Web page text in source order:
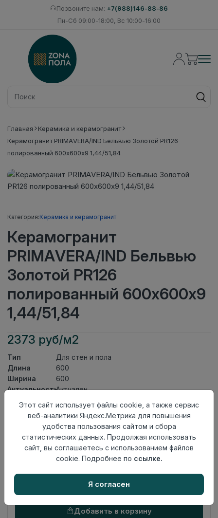
Позвоните нам: +7(988)146-88-86
Пн-Сб 09:00-18:00, Вс 10:00-16:00
Главная
Керамика и керамогранит
Керамогранит PRIMAVERA/IND Бельвью Золотой PR126
полированный 600х600х9 1,44/51,84
Категория:Керамика и керамогранит
Керамогранит
PRIMAVERA/IND Бельвью
Золотой PR126
полированный 600х600х9
1,44/51,84
2373 руб/м2
Тип
Для стен и пола
Длина
600
Ширина
600
АктуальностьАктуален
Керамогранит
Поверхность
происхождения
Индия
комплекта
Осталось146 шт
Добавить в корзину
Этот сайт использует файлы cookie, а также сервис
веб-аналитики Яндекс.Метрика для повышения
удобства пользования сайтом и сбора
статистических данных. Продолжая использовать
сайт, вы соглашаетесь с использованием файлов
cookie. Подробнее по ссылке.
Я согласен